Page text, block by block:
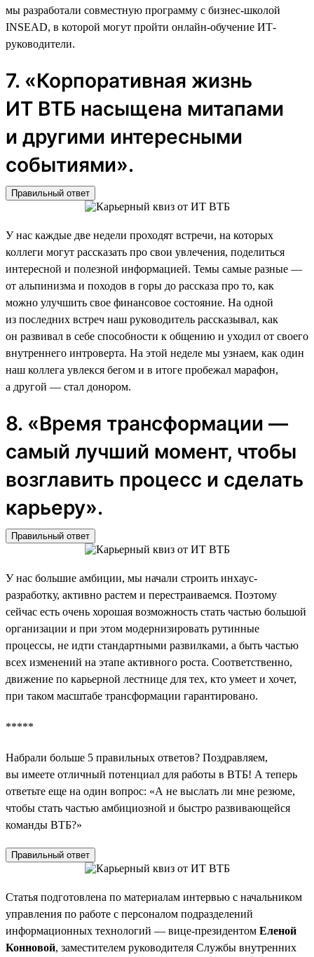
мы разработали совместную программу с бизнес-школой
INSEAD, в которой могут пройти онлайн-обучение ИТ-
руководители.
7. «Корпоративная жизнь
ИТ ВТБ насыщена митапами
и другими интересными
событиями».
Правильный ответ
У нас каждые две недели проходят встречи, на которых
коллеги могут рассказать про свои увлечения, поделиться
интересной и полезной информацией. Темы самые разные —
от альпинизма и походов в горы до рассказа про то, как
можно улучшить свое финансовое состояние. На одной
из последних встреч наш руководитель рассказывал, как
он развивал в себе способности к общению и уходил от своего
внутреннего интроверта. На этой неделе мы узнаем, как один
наш коллега увлекся бегом и в итоге пробежал марафон,
а другой — стал донором.
8. «Время трансформации —
самый лучший момент, чтобы
возглавить процесс и сделать
карьеру».
Правильный ответ
У нас большие амбиции, мы начали строить инхаус-
разработку, активно растем и перестраиваемся. Поэтому
сейчас есть очень хорошая возможность стать частью большой
организации и при этом модернизировать рутинные
процессы, не идти стандартными развилками, а быть частью
всех изменений на этапе активного роста. Соответственно,
движение по карьерной лестнице для тех, кто умеет и хочет,
при таком масштабе трансформации гарантировано.
*****
Набрали больше 5 правильных ответов? Поздравляем,
вы имеете отличный потенциал для работы в ВТБ! А теперь
ответьте еще на один вопрос: «А не выслать ли мне резюме,
чтобы стать частью амбициозной и быстро развивающейся
команды ВТБ?»
Правильный ответ
Статья подготовлена по материалам интервью с начальником
управления по работе с персоналом подразделений
информационных технологий — вице-президентом Еленой
Конновой, заместителем руководителя Службы внутренних